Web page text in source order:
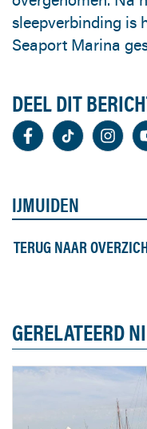
sleepverbinding is
Seaport Marina
DEEL DIT
IJMUIDEN
TERUG NAAR
GERELATEERD